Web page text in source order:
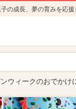
の成長、夢の育みを応援
ンウィークのおでか